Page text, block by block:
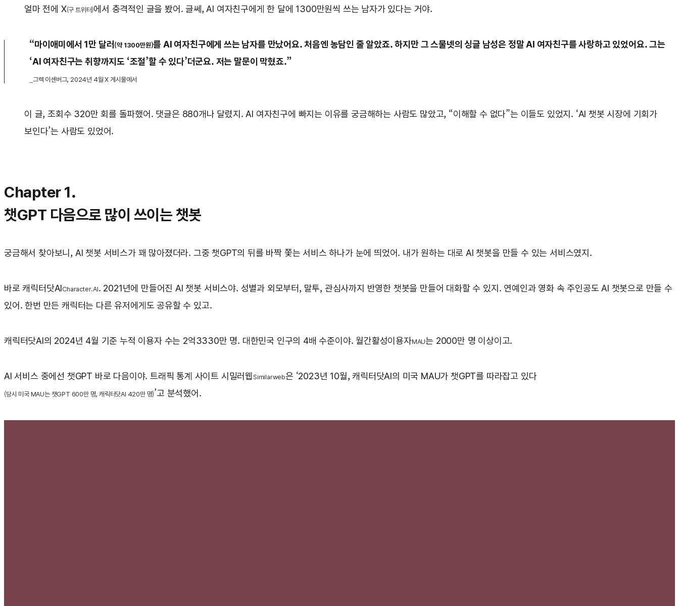
얼마 전에 X(구 트위터)에서 충격적인 글을 봤어. 글쎄, AI 여자친구에게 한 달에 1300만원씩 쓰는 남자가 있다는 거야.
“마이애미에서 1만 달러 (약 1300만원)를 AI 여자친구에게 쓰는 남자를 만났어요. 처음엔 농담인 줄 알았죠. 하지만 그 스물넷의 싱글 남성은 정말 AI 여자친구를 사랑하고 있었어요. 그는
‘AI 여자친구는 취향까지도 ‘조절’할 수 있다’더군요. 저는 말문이 막혔죠.”
_그렉 이센버그, 2024년 4월 X 게시물에서
이 글, 조회수 320만 회를 돌파했어. 댓글은 880개나 달렸지. AI 여자친구에 빠지는 이유를 궁금해하는 사람도 많았고, “이해할 수 없다”는 이들도 있었지. ‘AI 챗봇 시장에 기회가
보인다’는 사람도 있었어.
Chapter 1.
챗GPT 다음으로 많이 쓰이는 챗봇
궁금해서 찾아보니, AI 챗봇 서비스가 꽤 많아졌더라. 그중 챗GPT의 뒤를 바짝 쫓는 서비스 하나가 눈에 띄었어. 내가 원하는 대로 AI 챗봇을 만들 수 있는 서비스였지.
바로 캐릭터닷AICharacter.AI. 2021년에 만들어진 AI 챗봇 서비스야. 성별과 외모부터, 말투, 관심사까지 반영한 챗봇을 만들어 대화할 수 있지. 연예인과 영화 속 주인공도 AI 챗봇으로 만들 수
있어. 한번 만든 캐릭터는 다른 유저에게도 공유할 수 있고.
캐릭터닷AI의 2024년 4월 기준 누적 이용자 수는 2억3330만 명. 대한민국 인구의 4배 수준이야. 월간활성이용자MAU는 2000만 명 이상이고.
AI 서비스 중에선 챗GPT 바로 다음이야. 트래픽 통계 사이트 시밀러웹 Similarweb은 ‘2023년 10월, 캐릭터닷AI의 미국 MAU가 챗GPT를 따라잡고 있다
(당시 미국 MAU는 챗GPT 600만 명, 캐릭터닷AI 420만 명)’고 분석했어.